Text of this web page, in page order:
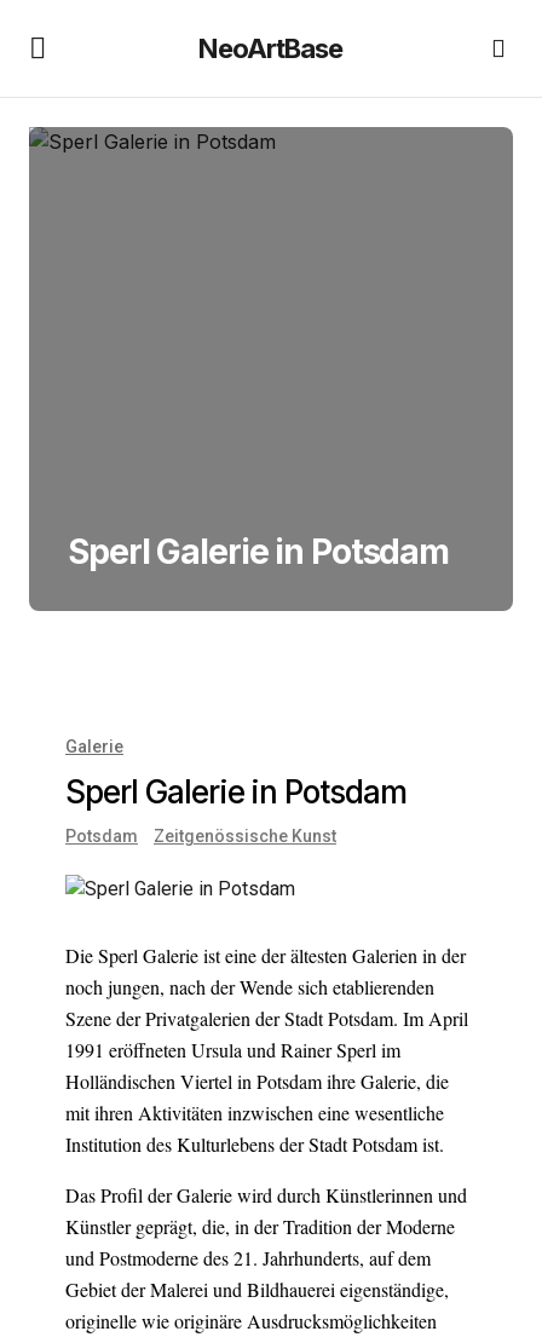
NeoArtBase
Sperl Galerie in Potsdam
Galerie
Sperl Galerie in Potsdam
Potsdam Zeitgenössische Kunst
Die Sperl Galerie ist eine der ältesten Galerien in der
noch jungen, nach der Wende sich etablierenden
Szene der Privatgalerien der Stadt Potsdam. Im April
1991 eröffneten Ursula und Rainer Sperl im
Holländischen Viertel in Potsdam ihre Galerie, die
mit ihren Aktivitäten inzwischen eine wesentliche
Institution des Kulturlebens der Stadt Potsdam ist.
Das Profil der Galerie wird durch Künstlerinnen und
Künstler geprägt, die, in der Tradition der Moderne
und Postmoderne des 21. Jahrhunderts, auf dem
Gebiet der Malerei und Bildhauerei eigenständige,
originelle wie originäre Ausdrucksmöglichkeiten